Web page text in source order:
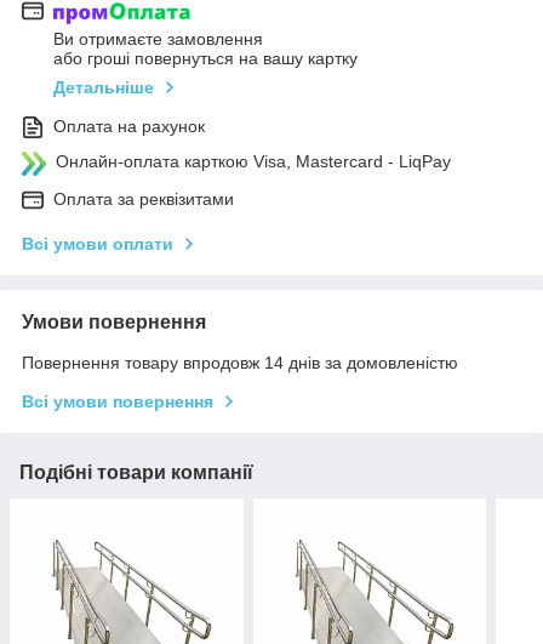
Ви отримаєте замовлення
або гроші повернуться на вашу картку
Детальніше
Оплата на рахунок
Онлайн-оплата карткою Visa, Mastercard - LiqPay
Оплата за реквізитами
Всі умови оплати
Умови повернення
Повернення товару впродовж 14 днів за домовленістю
Всі умови повернення
Подібні товари компанії